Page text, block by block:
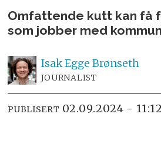
Omfattende kutt kan få
som jobber med
IsakEgge Brønseth
JOURNALIST
PUBLISERT 02.09.2024 - 11:12